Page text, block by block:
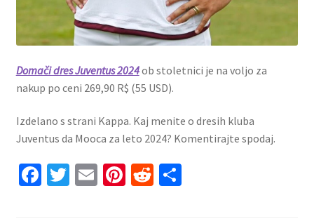
Domači dres Juventus 2024ob stoletnici je na voljo za
nakup po ceni 269,90 R$ (55 USD).
Izdelano s strani Kappa. Kaj menite o dresih kluba
Juventus da Mooca za leto 2024? Komentirajte spodaj.
Fa T E Pi R S